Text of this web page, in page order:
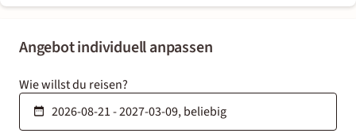
Angebot individuell anpassen
Wie willst du reisen?